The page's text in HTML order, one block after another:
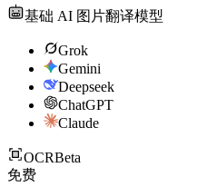
基础 AI 图片翻译模型
Grok
Gemini
Deepseek
ChatGPT
Claude
OCRBeta
免费